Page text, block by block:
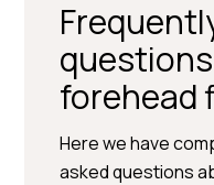
forehead
Here we have
asked questions